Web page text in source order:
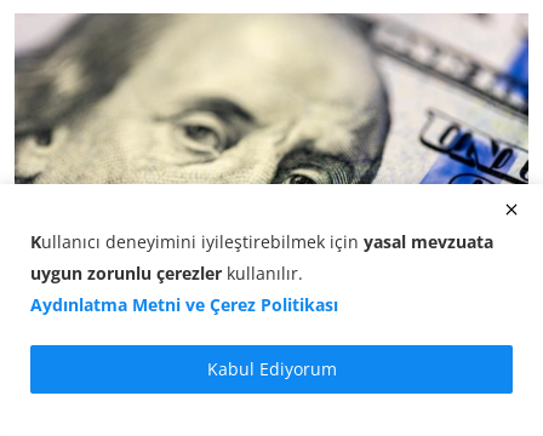
Döviz Kurları - Dolar/TL kurugüne düşüşle başladı.
Kullanıcı deneyimini iyileştirebilmek için yasal mevzuata
uygun zorunlu çerezler kullanılır.
Aydınlatma Metni ve Çerez Politikası
Kabul Ediyorum